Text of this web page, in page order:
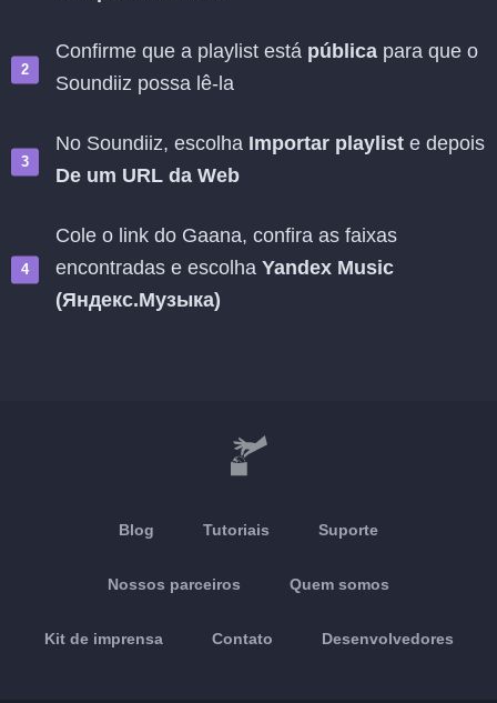
Confirme que a playlist está pública para que o
Soundiiz possa lê-la
No Soundiiz, escolha Importar playlist e depois
De um URL da Web
Cole o link do Gaana, confira as faixas
encontradas e escolha Yandex Music
(Яндекс.Музыка)
Blog Tutoriais Suporte
Nossos parceiros Quem somos
Kit de imprensa Contato Desenvolvedores